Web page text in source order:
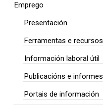
Emprego
Presentación
Ferramentas e recursos
Información laboral útil
Publicacións e informes
Portais de información